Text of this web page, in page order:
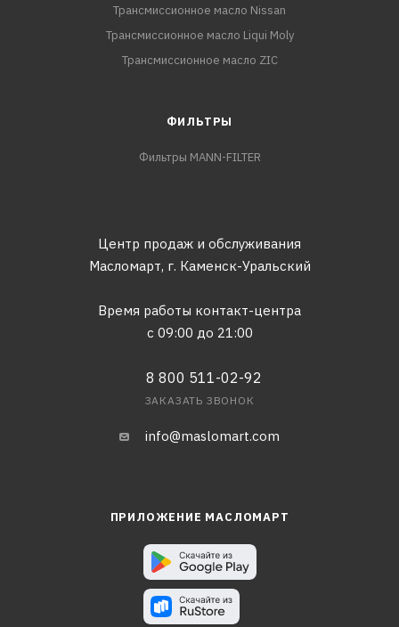
Трансмиссионное масло Nissan
Трансмиссионное масло Liqui Moly
Трансмиссионное масло ZIC
ФИЛЬТРЫ
Фильтры MANN-FILTER
Центр продаж и обслуживания
Масломарт, г. Каменск-Уральский
Время работы контакт-центра
с 09:00 до 21:00
8 800 511-02-92
ЗАКАЗАТЬ ЗВОНОК
info@maslomart.com
ПРИЛОЖЕНИЕ МАСЛОМАРТ